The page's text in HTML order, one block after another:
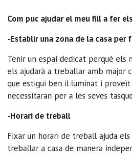
Com puc ajudar el meu fill a fer
-Establir una zona de la casa per
Tenir un espai dedicat perquè els
els ajudarà a treballar amb major
que estigui ben il·luminat i
necessitaran per a les seves
-Horari de treball
Fixar un horari de treball ajuda
treballar a casa de manera